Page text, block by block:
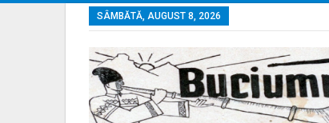
SÂMBĂTĂ, AUGUST 8, 2026